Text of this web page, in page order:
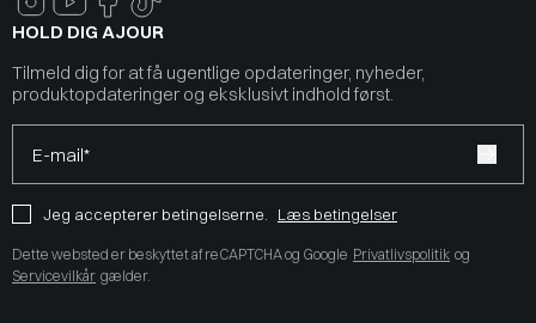
HOLD DIG AJOUR
Tilmeld dig for at få ugentlige opdateringer, nyheder,
produktopdateringer og eksklusivt indhold først.
E-mail*
Jeg accepterer betingelserne. Læs betingelser
Dette websted er beskyttet af reCAPTCHA og Google Privatlivspolitik og
Servicevilkår gælder.